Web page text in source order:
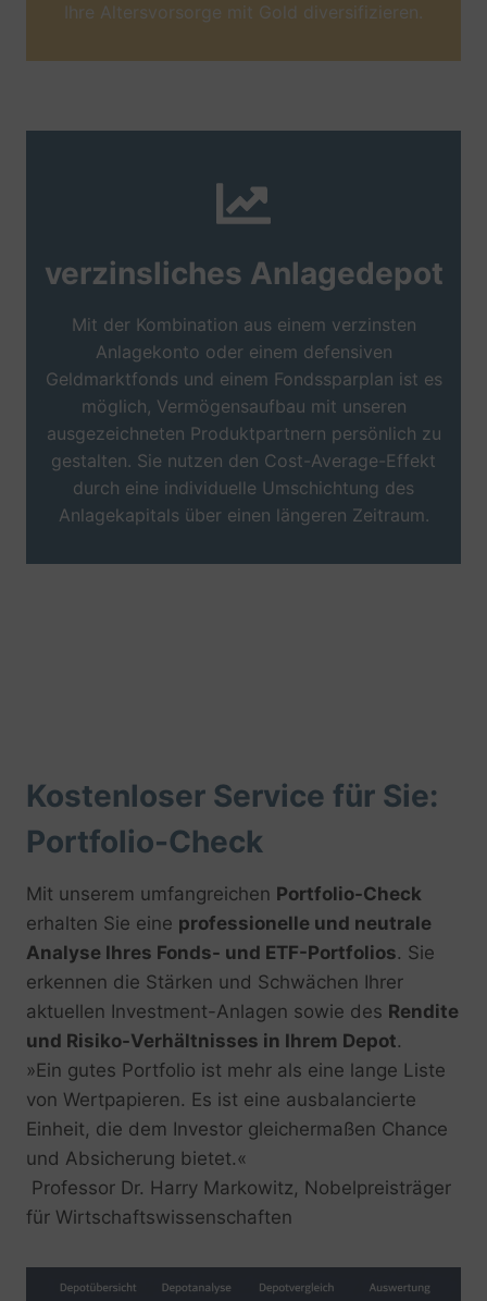
Ihre Altersvorsorge mit Gold diversifizieren.
verzinsliches Anlagedepot
Mit der Kombination aus einem verzinsten
Anlagekonto oder einem defensiven
Geldmarktfonds und einem Fondssparplan ist es
möglich, Vermögensaufbau mit unseren
ausgezeichneten Produktpartnern persönlich zu
gestalten. Sie nutzen den Cost-Average-Effekt
durch eine individuelle Umschichtung des
Anlagekapitals über einen längeren Zeitraum.
Kostenloser Service für Sie:
Portfolio-Check
Mit unserem umfangreichen Portfolio-Check
erhalten Sie eine professionelle und neutrale
Analyse Ihres Fonds- und ETF-Portfolios. Sie
erkennen die Stärken und Schwächen Ihrer
aktuellen Investment-Anlagen sowie des Rendite
und Risiko-Verhältnisses in Ihrem Depot.
»Ein gutes Portfolio ist mehr als ​eine lange Liste
von Wertpapieren.​ Es ist eine ausbalancierte
Einheit,​ die dem Investor gleichermaßen Chance
und Absicherung bietet.«
​ Professor Dr. Harry Markowitz, Nobelpreisträger
für Wirtschaftswissenschaften